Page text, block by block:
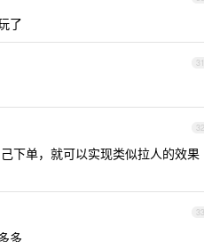
了
31
32
下单，就可以实现类似拉人的效果
33
多